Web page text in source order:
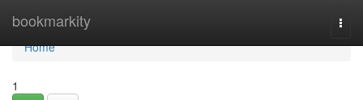
bookmarkity
Home
Home
1